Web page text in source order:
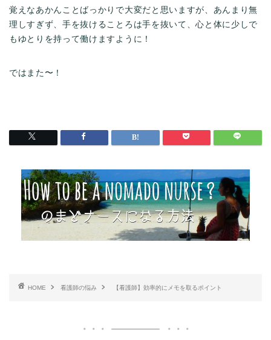
覚えなあかんことばっかりで大変だと思いますが、あんまり無
理しすぎず、手を抜けることろは手を抜いて、心と体に少しで
もゆとりを持って働けますように！
ではまた〜！
HOME 看護師の悩み 【看護師】効率的にメモを取るポイント